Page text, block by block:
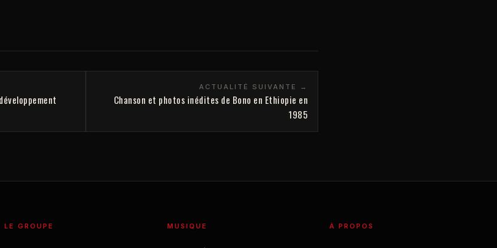
ACTUALITÉ SUIVANTE →
Chanson et photos inédites de Bono en Ethiopie en
1985
LE GROUPE MUSIQUE À PROPOS